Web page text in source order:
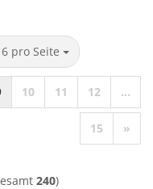
pro Seite
Seite
10 11 12 ...
15 »
240)